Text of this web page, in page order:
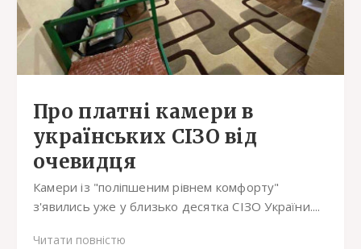
Про платні камери в
українських СІЗО від
очевидця
Камери із "поліпшеним рівнем комфорту"
з'явились уже у близько десятка СІЗО України....
Читати повністю